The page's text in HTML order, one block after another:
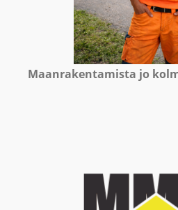
Maanrakentamista jo